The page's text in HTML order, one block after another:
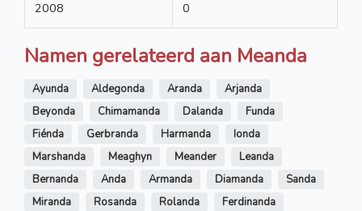
2008 0
Namen gerelateerd aan Meanda
Ayunda Aldegonda Aranda
Arjanda
Beyonda
Chimamanda Dalanda
Funda
Fiénda
Gerbranda Harmanda
Ionda
Marshanda
Meaghyn Meander
Leanda
Bernanda
Anda Armanda Diamanda
Sanda
Miranda
Rosanda Rolanda
Ferdinanda